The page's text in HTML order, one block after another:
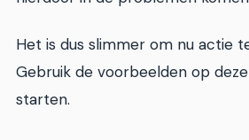
Het is dus slimmer om nu actie
Gebruik de voorbeelden op
starten.